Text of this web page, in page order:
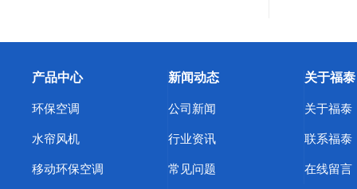
产品中心
环保空调
水帘风机
移动环保空调
新闻动态
公司新闻
行业资讯
常见问题
关于福泰
关于福泰
联系福泰
在线留言